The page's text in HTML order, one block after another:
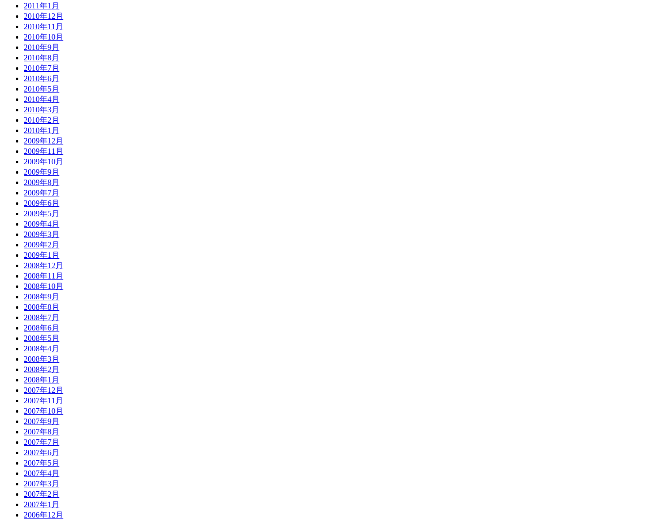
2011年1月
2010年12月
2010年11月
2010年10月
2010年9月
2010年8月
2010年7月
2010年6月
2010年5月
2010年4月
2010年3月
2010年2月
2010年1月
2009年12月
2009年11月
2009年10月
2009年9月
2009年8月
2009年7月
2009年6月
2009年5月
2009年4月
2009年3月
2009年2月
2009年1月
2008年12月
2008年11月
2008年10月
2008年9月
2008年8月
2008年7月
2008年6月
2008年5月
2008年4月
2008年3月
2008年2月
2008年1月
2007年12月
2007年11月
2007年10月
2007年9月
2007年8月
2007年7月
2007年6月
2007年5月
2007年4月
2007年3月
2007年2月
2007年1月
2006年12月